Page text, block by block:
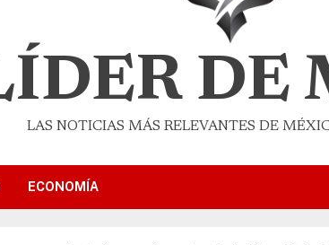
DE
LAS NOTICIAS MÁS RELEVANTES DE
ECONOMÍA